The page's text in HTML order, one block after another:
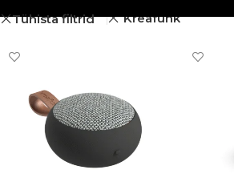
Tühista filtrid
Kreafunk